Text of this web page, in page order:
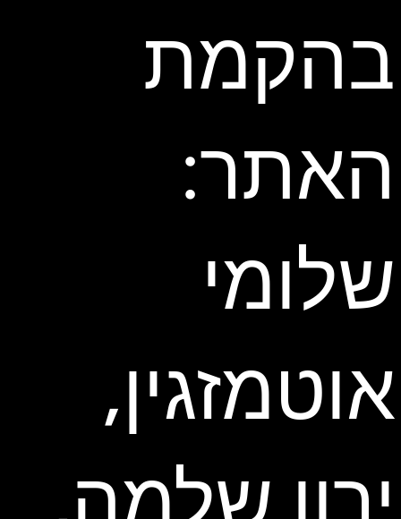
בהקמת
האתר:
שלומי
אוטמזגין,